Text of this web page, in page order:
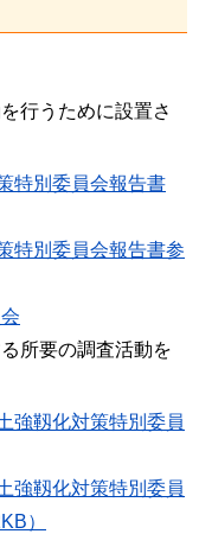
行うために設置さ
特別委員会報告書
特別委員会報告書参
所要の調査活動を
強靱化対策特別委員
強靱化対策特別委員
）